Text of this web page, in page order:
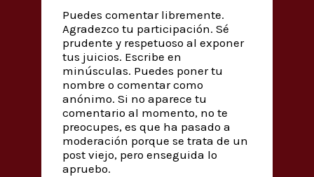
Puedes comentar libremente.
Agradezco tu participación. Sé
prudente y respetuoso al exponer
tus juicios. Escribe en
minúsculas. Puedes poner tu
nombre o comentar como
anónimo. Si no aparece tu
comentario al momento, no te
preocupes, es que ha pasado a
moderación porque se trata de un
post viejo, pero enseguida lo
apruebo.